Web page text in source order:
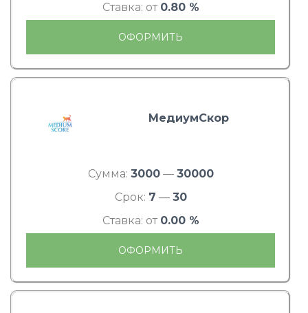
Ставка: от 0.80 %
ОФОРМИТЬ
МедиумСкор
Сумма: 3000— 30000
Срок: 7 — 30
Ставка: от 0.00 %
ОФОРМИТЬ